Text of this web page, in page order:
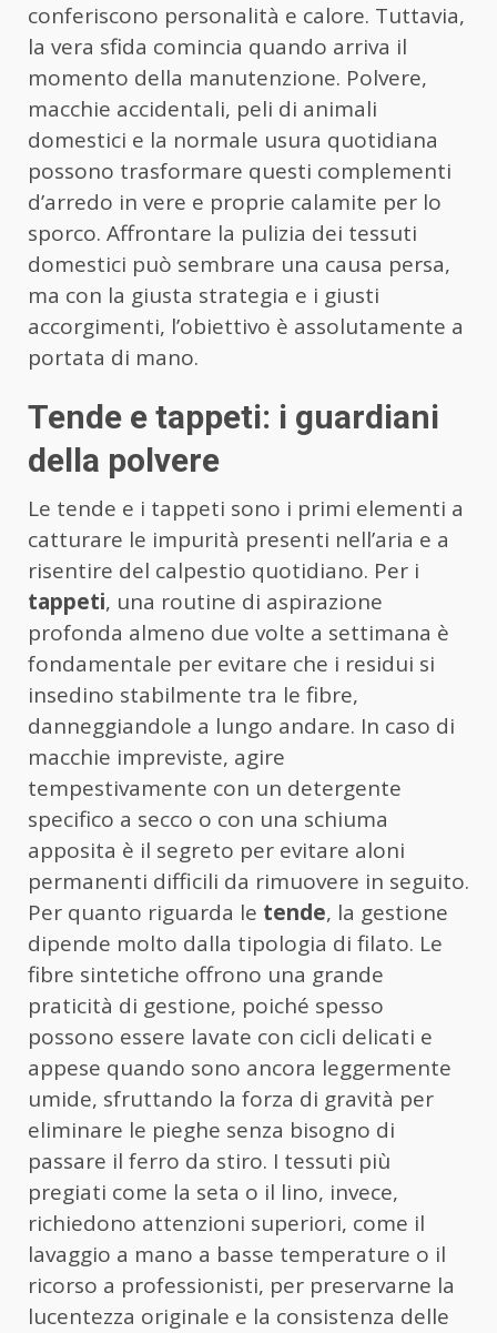
conferiscono personalità e calore. Tuttavia,
la vera sfida comincia quando arriva il
momento della manutenzione. Polvere,
macchie accidentali, peli di animali
domestici e la normale usura quotidiana
possono trasformare questi complementi
d’arredo in vere e proprie calamite per lo
sporco. Affrontare la pulizia dei tessuti
domestici può sembrare una causa persa,
ma con la giusta strategia e i giusti
accorgimenti, l’obiettivo è assolutamente a
portata di mano.
Tende e tappeti: i guardiani
della polvere
Le tende e i tappeti sono i primi elementi a
catturare le impurità presenti nell’aria e a
risentire del calpestio quotidiano. Per i
tappeti, una routine di aspirazione
profonda almeno due volte a settimana è
fondamentale per evitare che i residui si
insedino stabilmente tra le fibre,
danneggiandole a lungo andare. In caso di
macchie impreviste, agire
tempestivamente con un detergente
specifico a secco o con una schiuma
apposita è il segreto per evitare aloni
permanenti difficili da rimuovere in seguito.
Per quanto riguarda le tende, la gestione
dipende molto dalla tipologia di filato. Le
fibre sintetiche offrono una grande
praticità di gestione, poiché spesso
possono essere lavate con cicli delicati e
appese quando sono ancora leggermente
umide, sfruttando la forza di gravità per
eliminare le pieghe senza bisogno di
passare il ferro da stiro. I tessuti più
pregiati come la seta o il lino, invece,
richiedono attenzioni superiori, come il
lavaggio a mano a basse temperature o il
ricorso a professionisti, per preservarne la
lucentezza originale e la consistenza delle